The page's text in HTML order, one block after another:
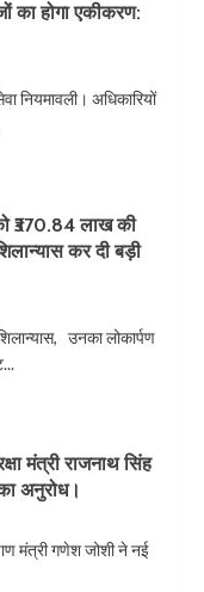
का होगा एकीकरण:
नियमावली। अधिकारियों
₹370.84 लाख की
कर दी बड़ी
उनका लोकार्पण
मंत्री राजनाथ सिंह
अनुरोध।
मंत्री गणेश जोशी ने नई